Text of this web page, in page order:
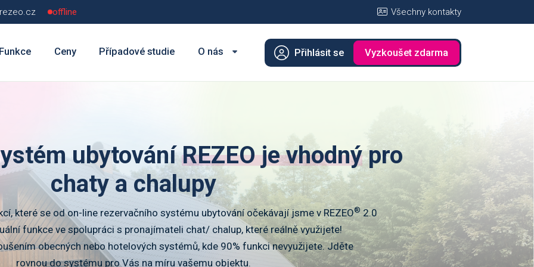
offline Všechny kontakty
Funkce Ceny Případové studie O nás Přihlásit se Vyzkoušet zdarma
ubytováníREZEO je vhodnýpro
chaty a chalupy
které se od on-line rezervačního systému ubytování očekávají jsme v REZEO® 2.0
funkce ve spolupráci s pronajímateli chat/ chalup, které reálně využijete!
obecných nebo hotelových systémů, kde 90% funkci nevyužijete. Jděte
rovnou do systému pro Vás na míru vašemu objektu.